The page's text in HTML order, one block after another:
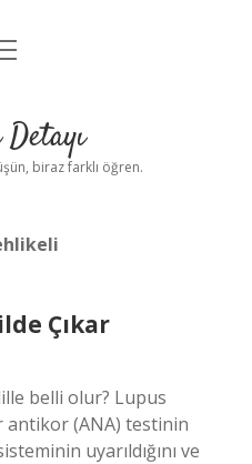
biraz farklı öğren.
Çıkar
belli olur? Lupus
antikor (ANA) testinin
uyarıldığını ve